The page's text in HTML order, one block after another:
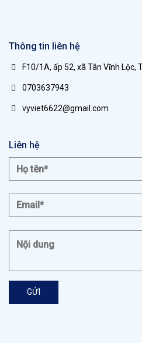
Thông tin liên hệ
F10/1A, ấp 52, xã Tân Vĩnh Lộc,
0703637943
vyviet6622@gmail.com
Liên hệ